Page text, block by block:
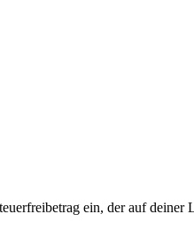
ein, der auf